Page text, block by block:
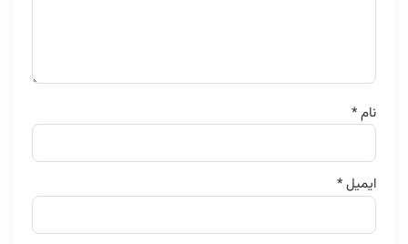
نام*
ایمیل*